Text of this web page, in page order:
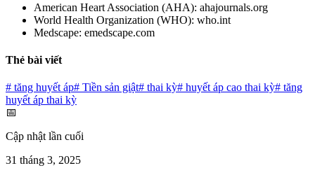
American Heart Association (AHA): ahajournals.org
World Health Organization (WHO): who.int
Medscape: emedscape.com
Thẻ bài viết
# tăng huyết áp# Tiền sản giật# thai kỳ# huyết áp cao thai kỳ# tăng
huyết áp thai kỳ
📅
Cập nhật lần cuối
31 tháng 3, 2025